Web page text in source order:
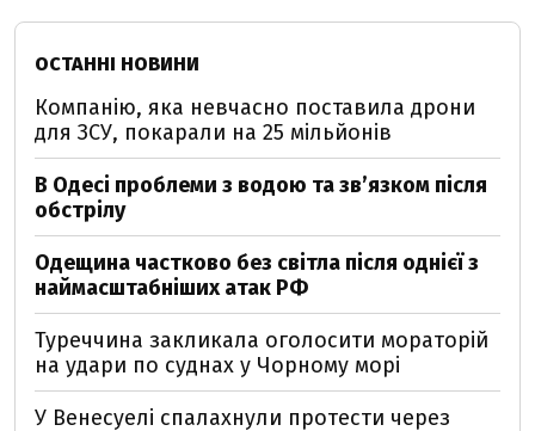
ОСТАННІ НОВИНИ
Компанію, яка невчасно поставила дрони
для ЗСУ, покарали на 25 мільйонів
В Одесі проблеми з водою та звʼязком після
обстрілу
Одещина частково без світла після однієї з
наймасштабніших атак РФ
Туреччина закликала оголосити мораторій
на удари по суднах у Чорному морі
У Венесуелі спалахнули протести через